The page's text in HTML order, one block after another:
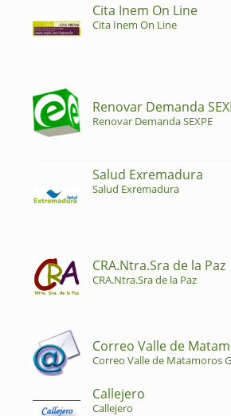
Cita Inem On Line
Cita Inem On Line
Renovar Demanda
Renovar Demanda SEXPE
Salud Exremadura
Salud Exremadura
CRA.Ntra.Sra de la Paz
CRA.Ntra.Sra de la Paz
Correo Valle de
Correo Valle de Matamoros
Callejero
Callejero